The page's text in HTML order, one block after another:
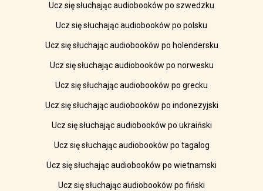
Ucz się słuchając audiobooków po szwedzku
Ucz się słuchając audiobooków po polsku
Ucz się słuchając audiobooków po holendersku
Ucz się słuchając audiobooków po norwesku
Ucz się słuchając audiobooków po grecku
Ucz się słuchając audiobooków po indonezyjski
Ucz się słuchając audiobooków po ukraiński
Ucz się słuchając audiobooków po tagalog
Ucz się słuchając audiobooków po wietnamski
Ucz się słuchając audiobooków po fiński